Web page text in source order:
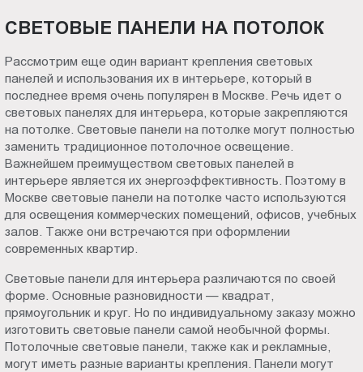
СВЕТОВЫЕ ПАНЕЛИ НА ПОТОЛОК
Рассмотрим еще один вариант крепления световых
панелей и использования их в интерьере, который в
последнее время очень популярен в Москве. Речь идет о
световых панелях для интерьера, которые закрепляются
на потолке. Световые панели на потолке могут полностью
заменить традиционное потолочное освещение.
Важнейшем преимуществом световых панелей в
интерьере является их энергоэффективность. Поэтому в
Москве световые панели на потолке часто используются
для освещения коммерческих помещений, офисов, учебных
залов. Также они встречаются при оформлении
современных квартир.
Световые панели для интерьера различаются по своей
форме. Основные разновидности — квадрат,
прямоугольник и круг. Но по индивидуальному заказу можно
изготовить световые панели самой необычной формы.
Потолочные световые панели, также как и рекламные,
могут иметь разные варианты крепления. Панели могут